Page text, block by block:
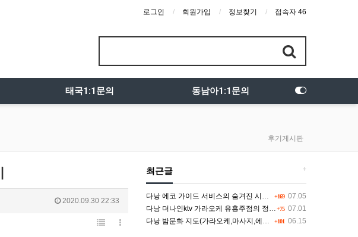
로그인 회원가입 정보찾기 접속자 46
태국1:1문의 동남아1:1문의
후기게시판
2020.09.30 22:33
+
최근글
+169 07.05
다낭 에코 가이드 서비스의 숨겨진 시스템과 다채로운 인력 풀의 진실
+75 07.01
다낭 더나인ktv 가라오케 유흥주점의 정석을 찾고 있다면 여기
+101 06.15
다낭 밤문화 지도(가라오케,마사지,에코걸,토킹바,클럽) 유흥별 가격 및 후기공유